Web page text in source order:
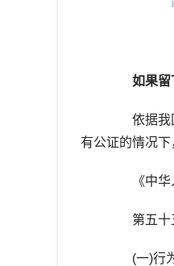
如果留
依据我国
有公证的情况下
《中华人
第五十五
(一)行为